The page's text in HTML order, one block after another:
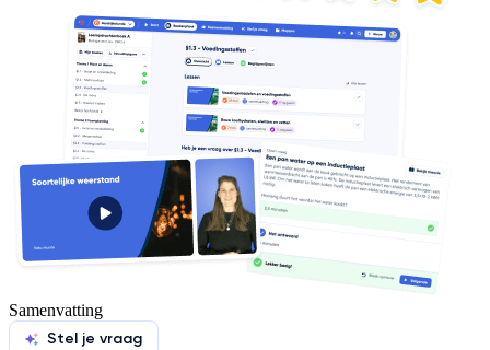
Samenvatting
Stel je vraag